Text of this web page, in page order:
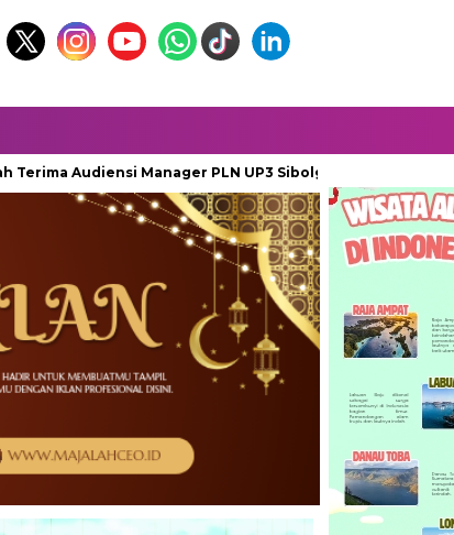
Audiensi Manager PLN UP3 Sibolga: Perkuat Sinergi